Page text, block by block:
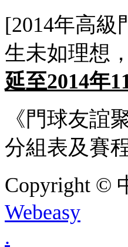
[2014年高級
生未如理想
延至2014年
《門球友誼
分組表及賽
Copyright ©
Webeasy
.